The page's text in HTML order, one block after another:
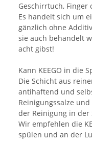
Geschirrtuch, Finger
Es handelt sich um
gänzlich ohne
sie auch behandelt
acht gibst!
Kann KEEGO in die
Die Schicht aus
antihaftend und
Reinigungssalze
der Reinigung in der
Wir empfehlen die
spülen und an der